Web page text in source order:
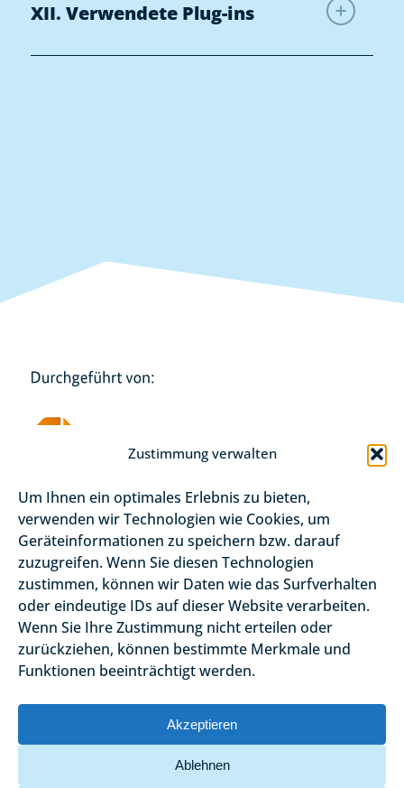
Zustimmung verwalten
Um Ihnen ein optimales Erlebnis zu bieten,
verwenden wir Technologien wie Cookies, um
Geräteinformationen zu speichern bzw. darauf
zuzugreifen. Wenn Sie diesen Technologien
zustimmen, können wir Daten wie das Surfverhalten
oder eindeutige IDs auf dieser Website verarbeiten.
Wenn Sie Ihre Zustimmung nicht erteilen oder
zurückziehen, können bestimmte Merkmale und
Funktionen beeinträchtigt werden.
Akzeptieren
Ablehnen
XII. Verwendete Plug-ins